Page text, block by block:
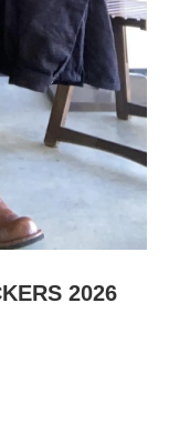
2026